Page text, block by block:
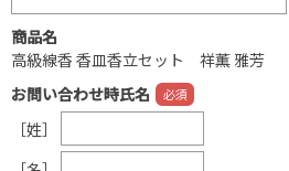
商品名
高級線香 香皿香立セット 祥薫 雅芳
お問い合わせ時氏名
［姓］